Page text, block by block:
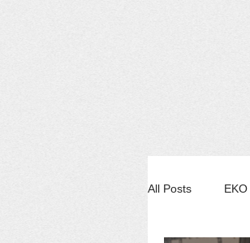
All Posts EKO